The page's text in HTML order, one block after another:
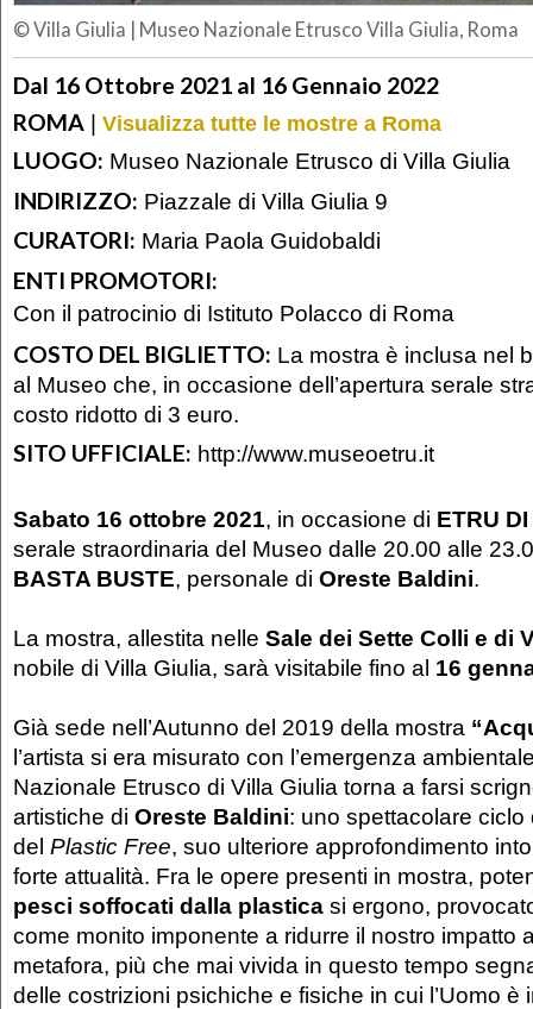
© Villa Giulia Museo Nazionale Etrusco Villa Giulia, Roma
Dal 16 Ottobre 2021 al 16 Gennaio 2022
ROMA | Visualizza tutte le mostre a Roma
LUOGO: Museo Nazionale Etrusco di Villa Giulia
INDIRIZZO: Piazzale di Villa Giulia 9
CURATORI: Maria Paola Guidobaldi
ENTI PROMOTORI:
Con il patrocinio di Istituto Polacco di Roma
COSTO DEL BIGLIETTO: La mostra è inclusa nel
al Museo che, in occasione dell’apertura serale
costo ridotto di 3 euro.
SITO UFFICIALE: http://www.museoetru.it
Sabato 16 ottobre 2021, in occasione di ETRU
serale straordinaria del Museo dalle 20.00 alle
BASTA BUSTE, personale di Oreste Baldini.​
La mostra, allestita nelle Sale dei Sette Colli e di
nobile di Villa Giulia, sarà visitabile fino al 16
Già sede nell’Autunno del 2019 della mostra
l’artista si era misurato con l’emergenza
Nazionale Etrusco di Villa Giulia torna a farsi
artistiche di Oreste Baldini: uno spettacolare
del Plastic Free, suo ulteriore approfondimento
forte attualità. Fra le opere presenti in mostra,
pesci soffocati dalla plastica si ergono,
come monito imponente a ridurre il nostro impatto
metafora, più che mai vivida in questo tempo
delle costrizioni psichiche e fisiche in cui l’Uomo è